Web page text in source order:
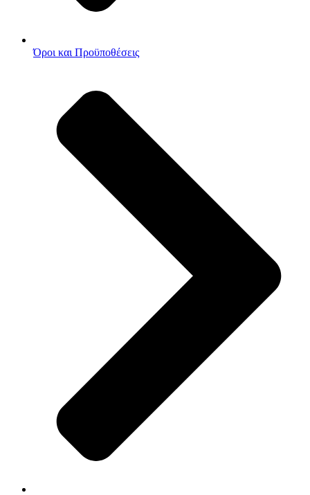
Όροι και Προϋποθέσεις